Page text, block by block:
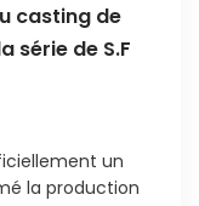
casting de
série de S.F
un
la production